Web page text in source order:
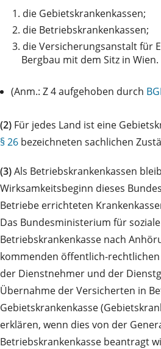
1. die Gebietskrankenkassen;
2. die Betriebskrankenkassen;
3. die Versicherungsanstalt für
Bergbau mit dem Sitz in Wien.
(Anm.: Z 4 aufgehoben durch
(2) Für jedes Land ist eine
§ 26 bezeichneten sachlichen
(3)Als Betriebskrankenkassen
Wirksamkeitsbeginn dieses
Betriebe errichteten
Das Bundesministerium für
Betriebskrankenkasse nach
kommenden öffentlich-
der Dienstnehmer und der
Übernahme der Versicherten in
Gebietskrankenkasse
erklären, wenn dies von der
Betriebskrankenkasse beantragt